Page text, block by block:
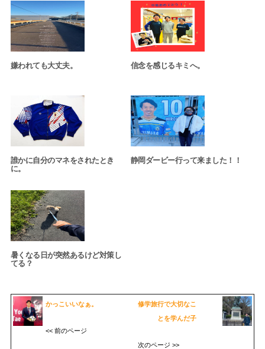
嫌われても大丈夫。 信念を感じるキミへ。
誰かに自分のマネをされたとき
に。
静岡ダービー行って来ました！！
暑くなる日が突然あるけど対策し
てる？
かっこいいなぁ。
<< 前のページ
修学旅行で大切なこ
とを学んだ子
次のページ >>